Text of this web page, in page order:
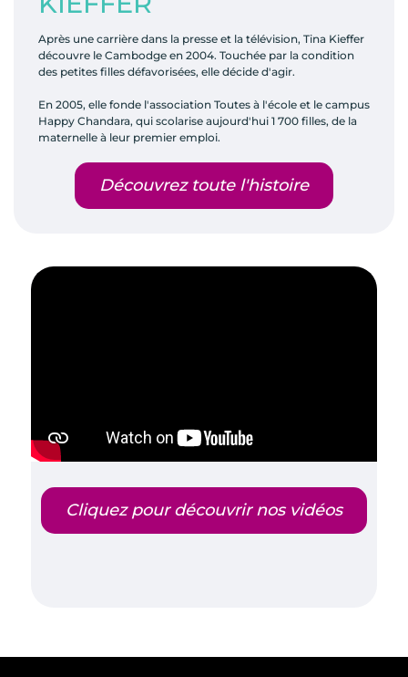
Après une carrière dans la presse et la télévision, Tina Kieffer
découvre le Cambodge en 2004. Touchée par la condition
des petites filles défavorisées, elle décide d'agir.
En 2005, elle fonde l'association Toutes à l'école et le campus
Happy Chandara, qui scolarise aujourd'hui 1 700 filles, de la
maternelle à leur premier emploi.
Découvrez toute l'histoire
Cliquez pour découvrir nos vidéos